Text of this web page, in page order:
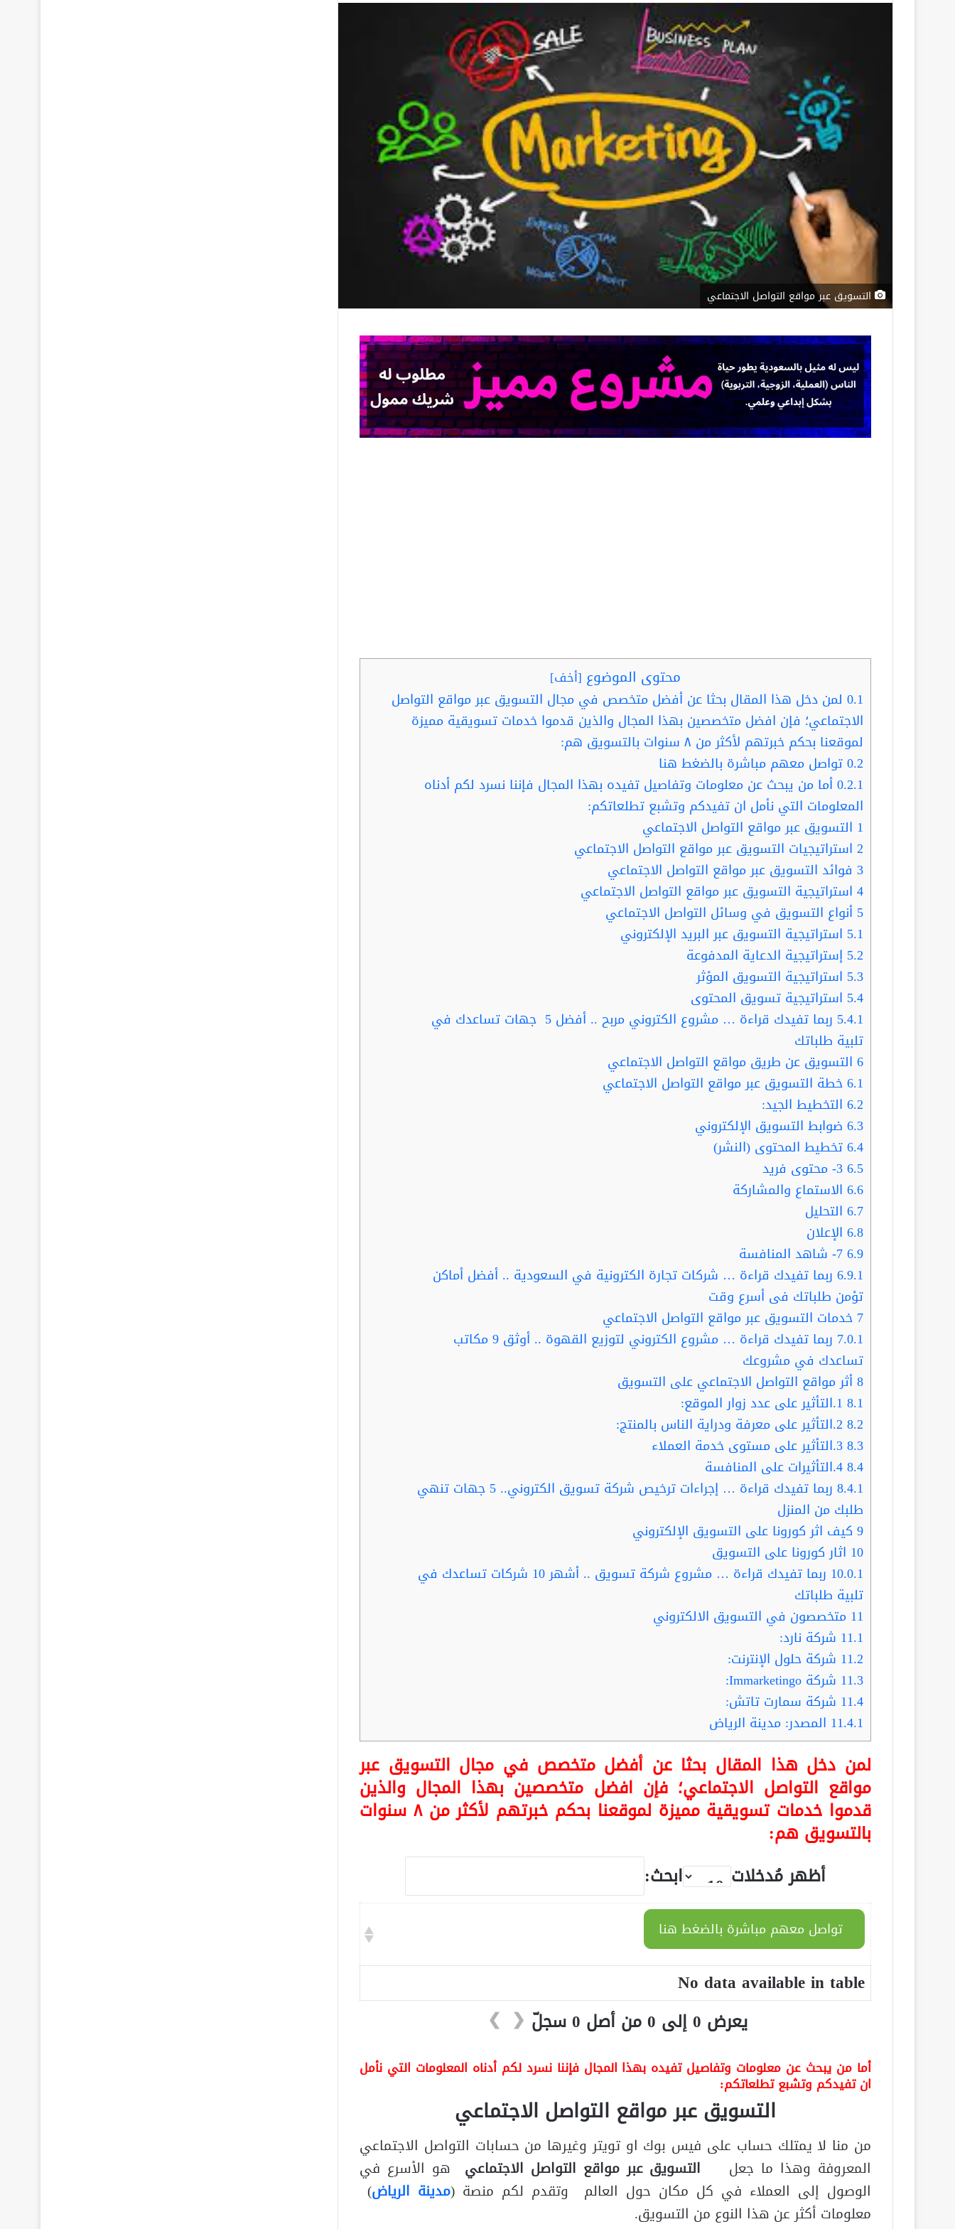
التسويق عبر مواقع التواصل الاجتماعي
محتوى الموضوع [أخف]
0.1 لمن دخل هذا المقال بحثا عن أفضل متخصص في مجال التسويق عبر مواقع التواصل
الاجتماعي؛ فإن افضل متخصصين بهذا المجال والذين قدموا خدمات تسويقية مميزة
لموقعنا بحكم خبرتهم لأكثر من ٨ سنوات بالتسويق هم:
0.2تواصل معهم مباشرة بالضغط هنا
0.2.1أما من يبحث عن معلومات وتفاصيل تفيده بهذا المجال فإننا نسرد لكم أدناه
المعلومات التي نأمل ان تفيدكم وتشبع تطلعاتكم:
1 التسويق عبر مواقع التواصل الاجتماعي
2 استراتيجيات التسويق عبر مواقع التواصل الاجتماعي
3 فوائد التسويق عبر مواقع التواصل الاجتماعي
4 استراتيجية التسويق عبر مواقع التواصل الاجتماعي
5 أنواع التسويق في وسائل التواصل الاجتماعي
5.1 استراتيجية التسويق عبر البريد الإلكتروني
5.2 إستراتيجية الدعاية المدفوعة
5.3 استراتيجية التسويق المؤثر
5.4 استراتيجية تسويق المحتوى
5.4.1
ربما تفيدك قراءة … مشروع الكتروني مربح .. أفضل 5 جهات تساعدك في
تلبية طلباتك
6 التسويق عن طريق مواقع التواصل الاجتماعي
6.1خطة التسويق عبر مواقع التواصل الاجتماعي
6.2 التخطيط الجيد:
6.3 ضوابط التسويق الإلكتروني
6.4تخطيط المحتوى (النشر)
6.5
6.6 الاستماع والمشاركة
6.7 التحليل
6.8 الإعلان
6.9
6.9.1 ربما تفيدك قراءة … شركات تجارة الكترونية في السعودية .. أفضل أماكن
تؤمن طلباتك فى أسرع وقت
7 خدمات التسويق عبر مواقع التواصل الاجتماعي
7.0.1
ربما تفيدك قراءة … مشروع الكتروني لتوزيع القهوة .. أوثق 9 مكاتب
تساعدك في مشروعك
8أثر مواقع التواصل الاجتماعي على التسويق
8.1
8.2
8.3
8.4
8.4.1
ربما تفيدك قراءة … إجراءات ترخيص شركة تسويق الكتروني.. 5 جهات تنهي
طلبك من المنزل
9 كيف اثر كورونا على التسويق الإلكتروني
10 اثار كورونا على التسويق
10.0.1
ربما تفيدك قراءة … مشروع شركة تسويق .. أشهر 10 شركات تساعدك في
تلبية طلباتك
11 متخصصون في التسويق الالكتروني
11.1 شركة نارد:
11.2 شركة حلول الإنترنت:
11.3 شركة Immarketingo:
11.4 شركة سمارت تاتش:
11.4.1 المصدر: مدينة الرياض
لمن دخل هذا المقال بحثا عن أفضل متخصص في مجال التسويق عبر
مواقع التواصل الاجتماعي؛ فإن افضل متخصصين بهذا المجال والذين
قدموا خدمات تسويقية مميزة لموقعنا بحكم خبرتهم لأكثر من ٨ سنوات
بالتسويق هم:
أظهر مُدخلات
ابحث:
تواصل معهم مباشرة بالضغط هنا
No data available in table
يعرض 0 إلى 0 من أصل 0 سجلّ
❮
❯
أما من يبحث عن معلومات وتفاصيل تفيده بهذا المجال فإننا نسرد لكم أدناه المعلومات التي نأمل
ان تفيدكم وتشبع تطلعاتكم:
التسويق عبر مواقع التواصل الاجتماعي
من منا لا يمتلك حساب على فيس بوك او تويتر وغيرها من حسابات التواصل الاجتماعي
المعروفة وهذا ما جعل التسويق عبر مواقع التواصل الاجتماعي هو الأسرع في
الوصول إلى العملاء في كل مكان حول العالم وتقدم لكم منصة (مدينة الرياض)
معلومات أكثر عن هذا النوع من التسويق.